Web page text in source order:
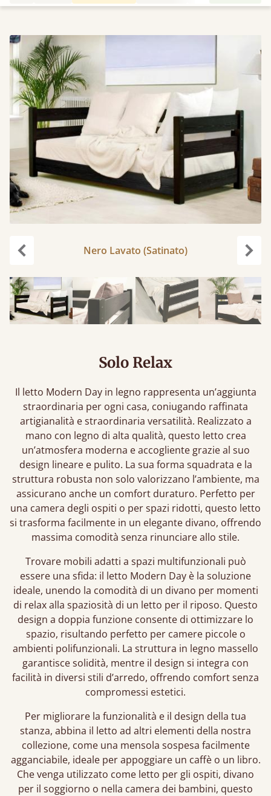
Nero Lavato (Satinato)
Solo Relax
Il letto Modern Day in legno rappresenta un’aggiunta
straordinaria per ogni casa, coniugando raffinata
artigianalità e straordinaria versatilità. Realizzato a
mano con legno di alta qualità, questo letto crea
un’atmosfera moderna e accogliente grazie al suo
design lineare e pulito. La sua forma squadrata e la
struttura robusta non solo valorizzano l’ambiente, ma
assicurano anche un comfort duraturo. Perfetto per
una camera degli ospiti o per spazi ridotti, questo letto
si trasforma facilmente in un elegante divano, offrendo
massima comodità senza rinunciare allo stile.
Trovare mobili adatti a spazi multifunzionali può
essere una sfida: il letto Modern Day è la soluzione
ideale, unendo la comodità di un divano per momenti
di relax alla spaziosità di un letto per il riposo. Questo
design a doppia funzione consente di ottimizzare lo
spazio, risultando perfetto per camere piccole o
ambienti polifunzionali. La struttura in legno massello
garantisce solidità, mentre il design si integra con
facilità in diversi stili d’arredo, offrendo comfort senza
compromessi estetici.
Per migliorare la funzionalità e il design della tua
stanza, abbina il letto ad altri elementi della nostra
collezione, come una mensola sospesa facilmente
agganciabile, ideale per appoggiare un caffè o un libro.
Che venga utilizzato come letto per gli ospiti, divano
per il soggiorno o nella camera dei bambini, questo